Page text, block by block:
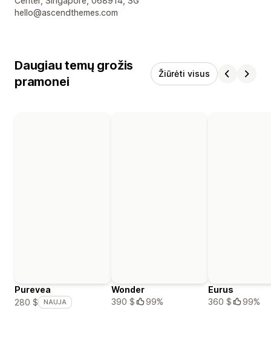
hello@ascendthemes.com
Daugiau temų grožis
pramonei
Žiūrėti visus
Purevea
280 $
NAUJA
Wonder
390 $
99%
Eurus
360 $
99%